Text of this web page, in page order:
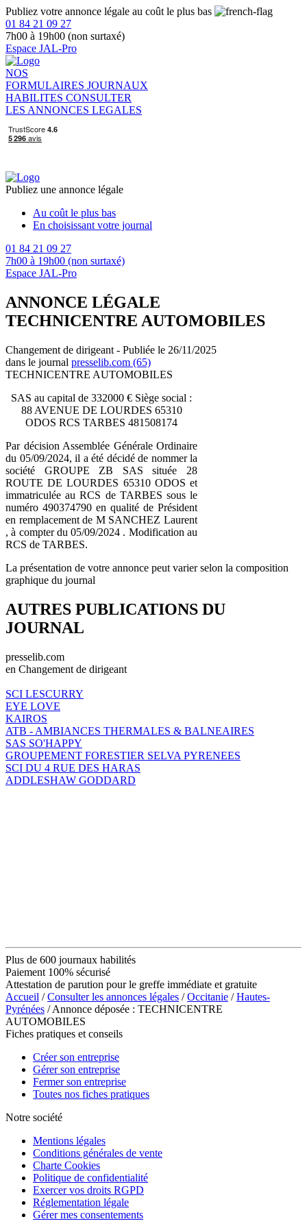
Publiez votre annonce légale au coût le plus bas
01 84 21 09 27
7h00 à 19h00 (non surtaxé)
Espace JAL-Pro
NOS
FORMULAIRES JOURNAUX
HABILITES CONSULTER
LES ANNONCES LEGALES
Publiez une annonce légale
Au coût le plus bas
En choisissant votre journal
01 84 21 09 27
7h00 à 19h00 (non surtaxé)
Espace JAL-Pro
ANNONCE LÉGALE
TECHNICENTRE AUTOMOBILES
Changement de dirigeant - Publiée le 26/11/2025
dans le journal presselib.com (65)
TECHNICENTRE AUTOMOBILES
SAS au capital de 332000 € Siège social :
88 AVENUE DE LOURDES 65310
ODOS RCS TARBES 481508174
Par décision Assemblée Générale Ordinaire
du 05/09/2024, il a été décidé de nommer la
société GROUPE ZB SAS située 28
ROUTE DE LOURDES 65310 ODOS et
immatriculée au RCS de TARBES sous le
numéro 490374790 en qualité de Président
en remplacement de M SANCHEZ Laurent
, à compter du 05/09/2024 . Modification au
RCS de TARBES.
La présentation de votre annonce peut varier selon la composition
graphique du journal
AUTRES PUBLICATIONS DU
JOURNAL
presselib.com
en Changement de dirigeant
SCI LESCURRY
EYE LOVE
KAIROS
ATB - AMBIANCES THERMALES & BALNEAIRES
SAS SO'HAPPY
GROUPEMENT FORESTIER SELVA PYRENEES
SCI DU 4 RUE DES HARAS
ADDLESHAW GODDARD
Plus de 600 journaux habilités
Paiement 100% sécurisé
Attestation de parution pour le greffe immédiate et gratuite
Accueil /Consulter les annonces légales /Occitanie /Hautes-
Pyrénées / Annonce déposée : TECHNICENTRE
AUTOMOBILES
Fiches pratiques et conseils
Créer son entreprise
Gérer son entreprise
Fermer son entreprise
Toutes nos fiches pratiques
Notre société
Mentions légales
Conditions générales de vente
Charte Cookies
Politique de confidentialité
Exercer vos droits RGPD
Réglementation légale
Gérer mes consentements